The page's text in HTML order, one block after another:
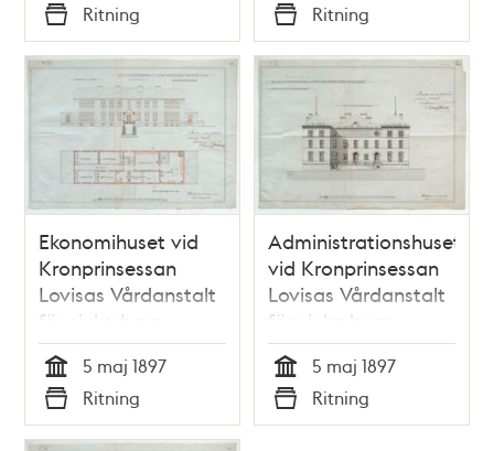
Tid
Typ
Ritning Tid
Typ
Ritning
Ekonomihuset vid
Kronprinsessan
Lovisas Vårdanstalt
för sjuka barn -
ritning 1897
Tid
5 maj 1897
Typ
Ritning
Administrationshuset
vid Kronprinsessan
Lovisas Vårdanstalt
för sjuka barn -
ritning 1897
Tid
5 maj 1897
Typ
Ritning